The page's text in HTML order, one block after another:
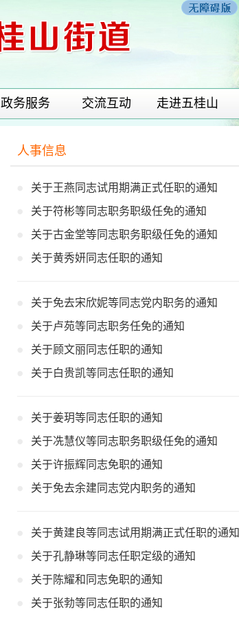
政务服务 交流互动 走进五桂山
人事信息
关于王燕同志试用期满正式任职的通知
关于符彬等同志职务职级任免的通知
关于古金堂等同志职务职级任免的通知
关于黄秀妍同志任职的通知
关于免去宋欣妮等同志党内职务的通知
关于卢苑等同志职务任免的通知
关于顾文丽同志任职的通知
关于白贵凯等同志任职的通知
关于姜玥等同志任职的通知
关于冼慧仪等同志职务职级任免的通知
关于许振辉同志免职的通知
关于免去余建同志党内职务的通知
关于黄建良等同志试用期满正式任职的通知
关于孔静琳等同志任职定级的通知
关于陈耀和同志免职的通知
关于张勃等同志任职的通知